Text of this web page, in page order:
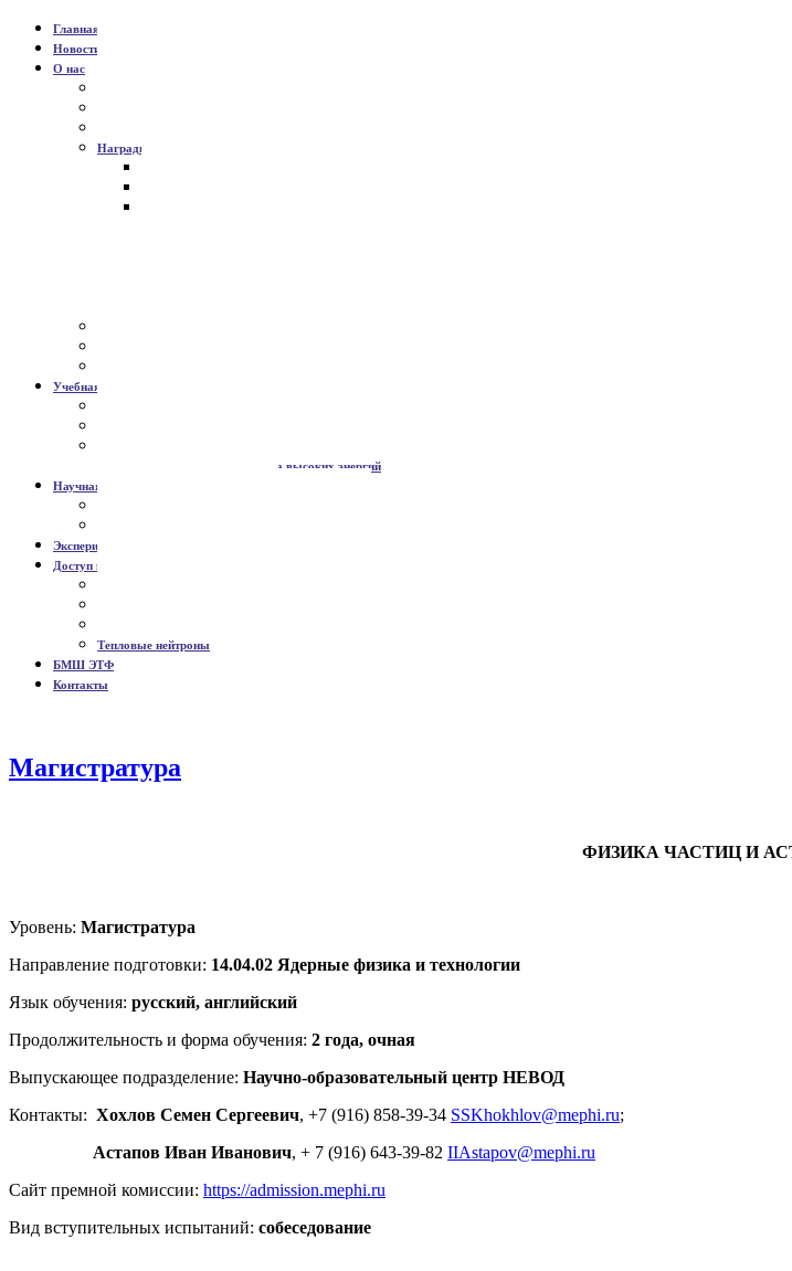
Главная
Новости
О нас
Награды
Учебная работа
Неускорительная физика высоких энергий
Научная работа
Экспериментальный комплекс НЕВОД
Доступ к данным
Тепловые нейтроны
БМШ ЭТФ
Контакты
Магистратура
ФИЗИКА ЧАСТИЦ И
Уровень: Магистратура
Направление подготовки: 14.04.02 Ядерные физика и технологии
Язык обучения: русский, английский
Продолжительность и форма обучения: 2 года, очная
Выпускающее подразделение: Научно-образовательный центр НЕВОД
Контакты: Хохлов Семен Сергеевич, +7 (916) 858-39-34 SSKhokhlov@mephi.ru;
Астапов Иван Иванович, + 7 (916) 643-39-82 IIAstapov@mephi.ru
Сайт премной комиссии: https://admission.mephi.ru
Вид вступительных испытаний: собеседование